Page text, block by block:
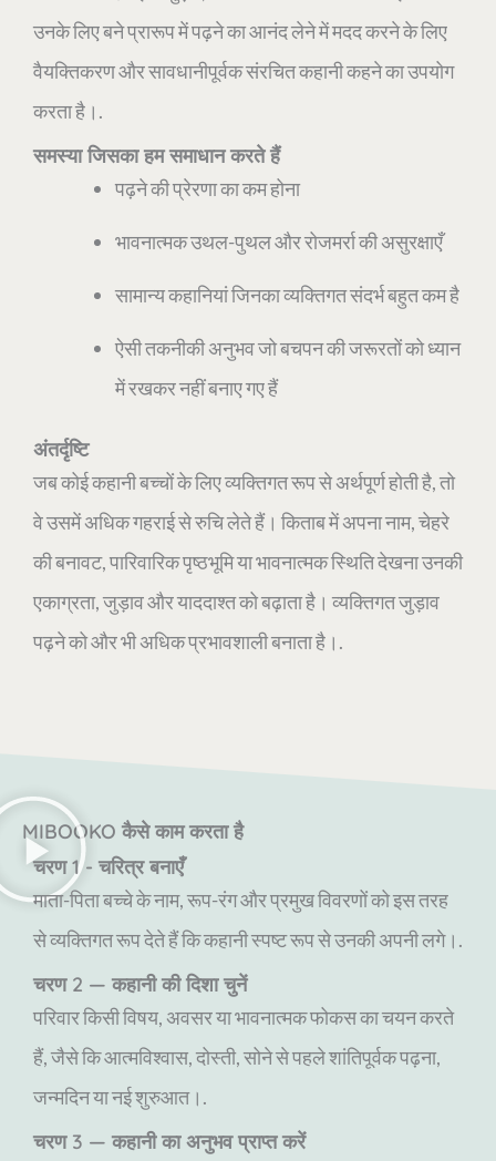
उनके लिए बने प्रारूप में पढ़ने का आनंद लेने में मदद करने के लिए
वैयक्तिकरण और सावधानीपूर्वक संरचित कहानी कहने का उपयोग
करता है।.
समस्या जिसका हम समाधान करते हैं
पढ़ने की प्रेरणा का कम होना
भावनात्मक उथल-पुथल और रोजमर्रा की असुरक्षाएँ
सामान्य कहानियां जिनका व्यक्तिगत संदर्भ बहुत कम है
ऐसी तकनीकी अनुभव जो बचपन की जरूरतों को ध्यान
में रखकर नहीं बनाए गए हैं
अंतर्दृष्टि
जब कोई कहानी बच्चों के लिए व्यक्तिगत रूप से अर्थपूर्ण होती है, तो
वे उसमें अधिक गहराई से रुचि लेते हैं। किताब में अपना नाम, चेहरे
की बनावट, पारिवारिक पृष्ठभूमि या भावनात्मक स्थिति देखना उनकी
एकाग्रता, जुड़ाव और याददाश्त को बढ़ाता है। व्यक्तिगत जुड़ाव
पढ़ने को और भी अधिक प्रभावशाली बनाता है।.
MIBOOKO कैसे काम करता है
चरण 1 - चरित्र बनाएँ
माता-पिता बच्चे के नाम, रूप-रंग और प्रमुख विवरणों को इस तरह
से व्यक्तिगत रूप देते हैं कि कहानी स्पष्ट रूप से उनकी अपनी लगे।.
चरण 2 — कहानी की दिशा चुनें
परिवार किसी विषय, अवसर या भावनात्मक फोकस का चयन करते
हैं, जैसे कि आत्मविश्वास, दोस्ती, सोने से पहले शांतिपूर्वक पढ़ना,
जन्मदिन या नई शुरुआत।.
चरण 3 — कहानी का अनुभव प्राप्त करें